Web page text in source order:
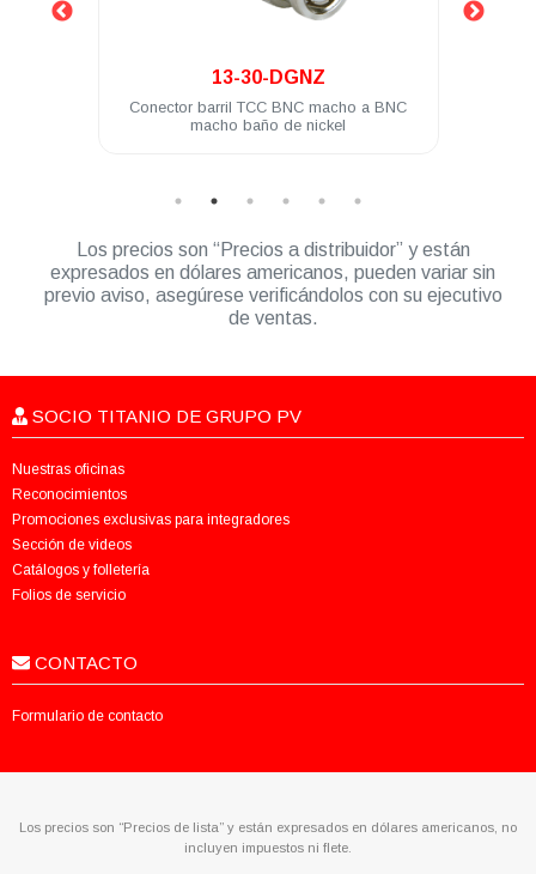
13-30-DGNZ
Conector barril TCC BNC macho a BNC
macho baño de nickel
Los precios son “Precios a distribuidor” y están
expresados en dólares americanos, pueden variar sin
previo aviso, asegúrese verificándolos con su ejecutivo
de ventas.
SOCIO TITANIO DE GRUPO PV
Nuestras oficinas
Reconocimientos
Promociones exclusivas para integradores
Sección de videos
Catálogos y folletería
Folios de servicio
CONTACTO
Formulario de contacto
Los precios son “Precios de lista” y están expresados en dólares americanos, no
incluyen impuestos ni flete.